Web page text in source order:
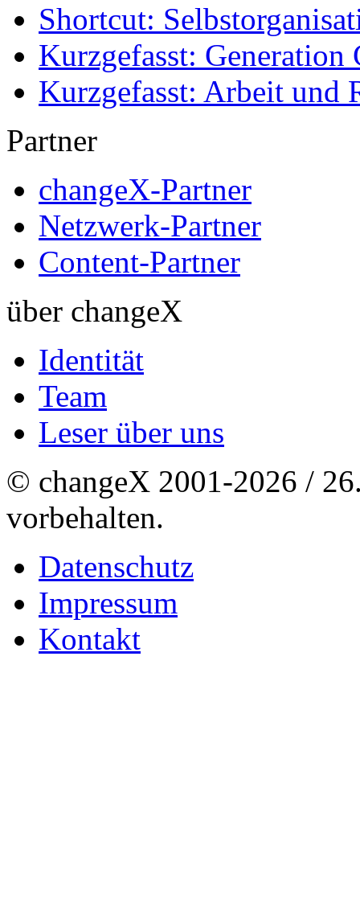
Shortcut:
Kurzgefasst: Generation
Kurzgefasst: Arbeit und
Partner
changeX-Partner
Netzwerk-Partner
Content-Partner
über changeX
Identität
Team
Leser über uns
© changeX 2001-2026 /
vorbehalten.
Datenschutz
Impressum
Kontakt